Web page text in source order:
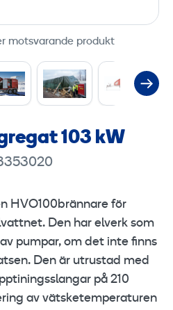
motsvarande produkt
103 kW
HVO100brännare för
Den har elverk som
pumpar, om det inte finns
Den är utrustad med
på 210
av vätsketemperaturen